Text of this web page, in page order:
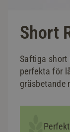
Short
Saftiga short
perfekta för
gräsbetande